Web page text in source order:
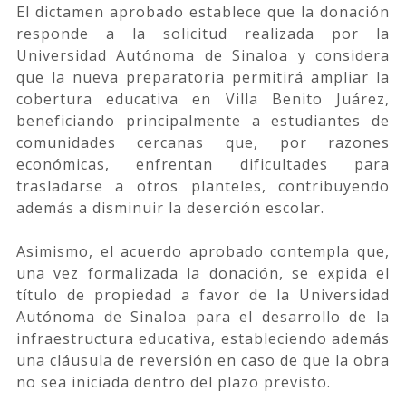
El dictamen aprobado establece que la donación
responde a la solicitud realizada por la
Universidad Autónoma de Sinaloa y considera
que la nueva preparatoria permitirá ampliar la
cobertura educativa en Villa Benito Juárez,
beneficiando principalmente a estudiantes de
comunidades cercanas que, por razones
económicas, enfrentan dificultades para
trasladarse a otros planteles, contribuyendo
además a disminuir la deserción escolar.
Asimismo, el acuerdo aprobado contempla que,
una vez formalizada la donación, se expida el
título de propiedad a favor de la Universidad
Autónoma de Sinaloa para el desarrollo de la
infraestructura educativa, estableciendo además
una cláusula de reversión en caso de que la obra
no sea iniciada dentro del plazo previsto.